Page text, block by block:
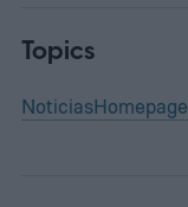
Topics
NoticiasHomepage